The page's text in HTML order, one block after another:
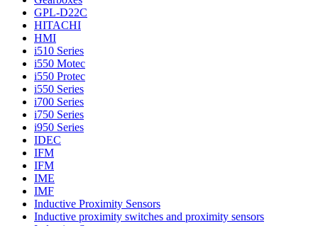
GPL-D22C
HITACHI
HMI
i510 Series
i550 Motec
i550 Protec
i550 Series
i700 Series
i750 Series
i950 Series
IDEC
IFM
IFM
IME
IMF
Inductive Proximity Sensors
Inductive proximity switches and proximity sensors